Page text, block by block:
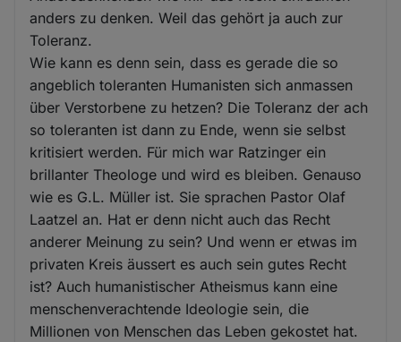
anders zu denken. Weil das gehört ja auch zur
Toleranz.
Wie kann es denn sein, dass es gerade die so
angeblich toleranten Humanisten sich anmassen
über Verstorbene zu hetzen? Die Toleranz der ach
so toleranten ist dann zu Ende, wenn sie selbst
kritisiert werden. Für mich war Ratzinger ein
brillanter Theologe und wird es bleiben. Genauso
wie es G.L. Müller ist. Sie sprachen Pastor Olaf
Laatzel an. Hat er denn nicht auch das Recht
anderer Meinung zu sein? Und wenn er etwas im
privaten Kreis äussert es auch sein gutes Recht
ist? Auch humanistischer Atheismus kann eine
menschenverachtende Ideologie sein, die
Millionen von Menschen das Leben gekostet hat.